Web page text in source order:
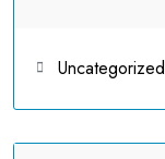
Uncategorized